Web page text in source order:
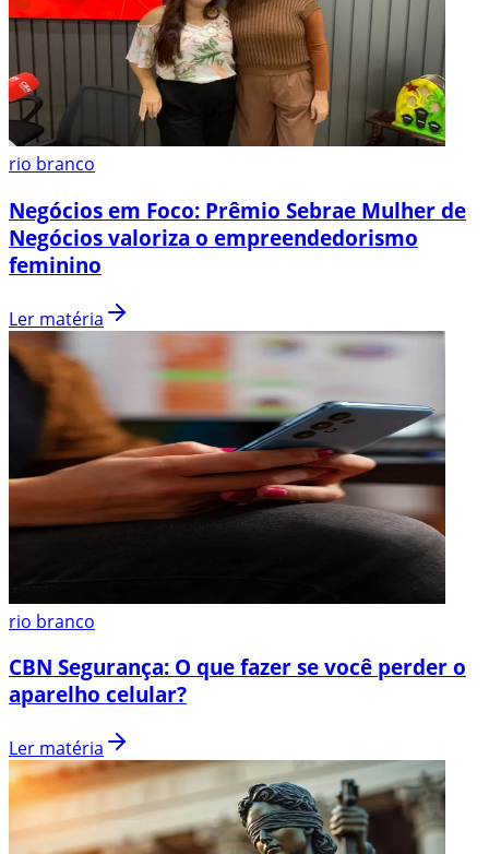
rio branco
Negócios em Foco: Prêmio Sebrae Mulher de
Negócios valoriza o empreendedorismo
feminino
Ler matéria
rio branco
CBN Segurança: O que fazer se você perder o
aparelho celular?
Ler matéria